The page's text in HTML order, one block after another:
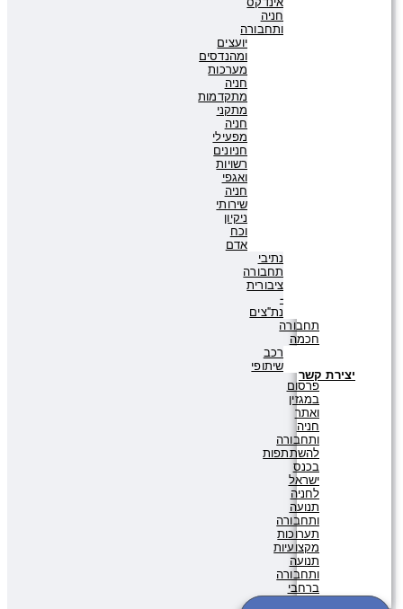
חניה
ותחבורה
יועצים
ומהנדסים
מערכות
חניה
מתקדמות
מתקני
חניה
מפעילי
חניונים
רשויות
ואגפי
חניה
שירותי
ניקיון
וכח
אדם
נתיבי
תחבורה
ציבורית
-
נת"צים
תחבורה
חכמה
רכב
שיתופי
יצירת קשר
פרסום
במגזין
ואתר
חניה
ותחבורה
להשתתפות
בכנס
ישראל
לחניה
תנועה
ותחבורה
תערוכות
מקצועיות
תנועה
ותחבורה
ברחבי